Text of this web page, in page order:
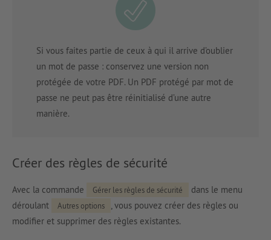
Si vous faites partie de ceux à qui il arrive d’oublier
un mot de passe : conservez une version non
protégée de votre PDF. Un PDF protégé par mot de
passe ne peut pas être réinitialisé d’une autre
manière.
Créer des règles de sécurité
Avec la commande Gérer les règles de sécurité
dans le menu
déroulant
Autres options
, vous pouvez créer des règles ou
modifier et supprimer des règles existantes.